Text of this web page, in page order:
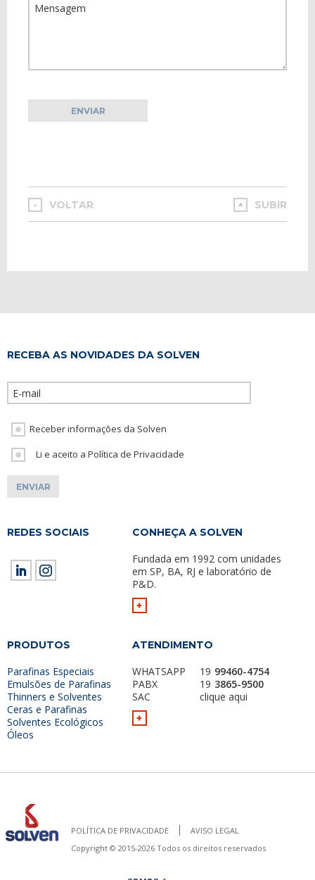
< VOLTAR SUBIR
RECEBA AS NOVIDADES DA SOLVEN
Receber informações da Solven
Li e aceito a Política de Privacidade
REDES SOCIAIS CONHEÇA A SOLVEN
Fundada em 1992 com unidades
em SP, BA, RJ e laboratório de
P&D.
+
PRODUTOS
Parafinas Especiais
Emulsões de Parafinas
Thinners e Solventes
Ceras e Parafinas
Solventes Ecológicos
Óleos
ATENDIMENTO
WHATSAPP
PABX
SAC
+
19 99460-4754
19 3865-9500
clique aqui
POLÍTICA DE PRIVACIDADE
AVISO LEGAL
Copyright © 2015-2026 Todos os direitos reservados